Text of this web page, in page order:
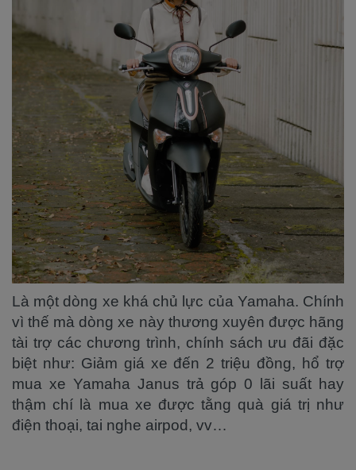
Là một dòng xe khá chủ lực của Yamaha. Chính
vì thế mà dòng xe này thương xuyên được hãng
tài trợ các chương trình, chính sách ưu đãi đặc
biệt như: Giảm giá xe đến 2 triệu đồng, hổ trợ
mua xe Yamaha Janus trả góp 0 lãi suất hay
thậm chí là mua xe được tằng quà giá trị như
điện thoại, tai nghe airpod, vv…